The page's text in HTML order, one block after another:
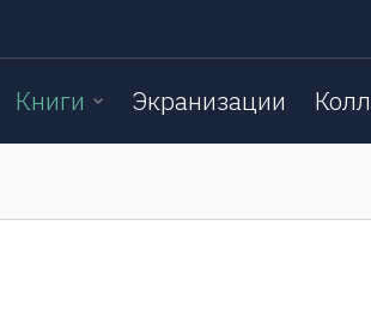
Книги Экранизации